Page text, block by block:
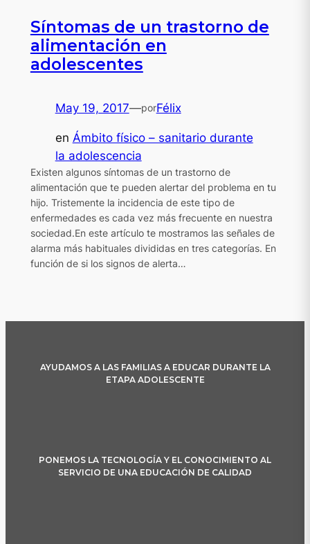
Síntomas de un trastorno de
alimentación en
adolescentes
May 19, 2017—porFélix
en Ámbito físico – sanitario durante
la adolescencia
Existen algunos síntomas de un trastorno de
alimentación que te pueden alertar del problema en tu
hijo. Tristemente la incidencia de este tipo de
enfermedades es cada vez más frecuente en nuestra
sociedad.En este artículo te mostramos las señales de
alarma más habituales divididas en tres categorías. En
función de si los signos de alerta…
AYUDAMOS A LAS FAMILIAS A EDUCAR DURANTE LA
ETAPA ADOLESCENTE
PONEMOS LA TECNOLOGÍA Y EL CONOCIMIENTO AL
SERVICIO DE UNA EDUCACIÓN DE CALIDAD